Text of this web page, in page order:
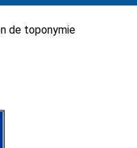
de toponymie